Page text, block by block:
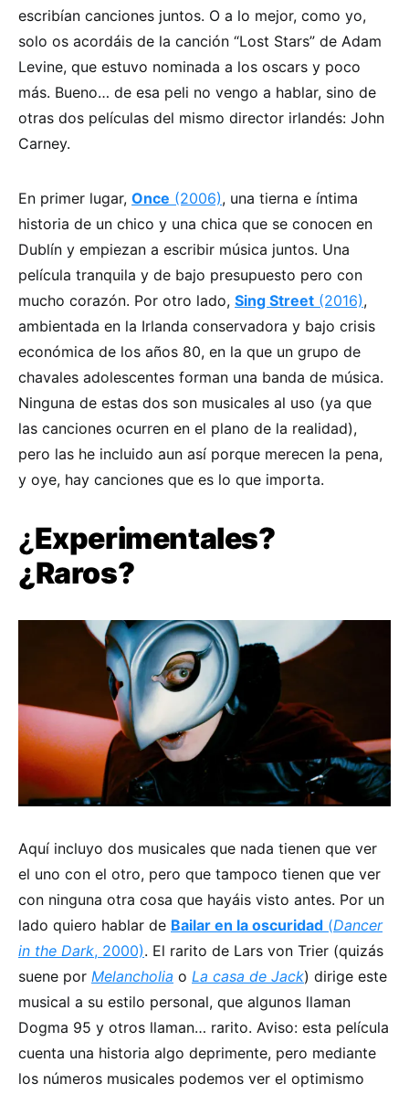
escribían canciones juntos. O a lo mejor, como yo,
solo os acordáis de la canción “Lost Stars” de Adam
Levine, que estuvo nominada a los oscars y poco
más. Bueno… de esa peli no vengo a hablar, sino de
otras dos películas del mismo director irlandés: John
Carney.
En primer lugar, Once (2006), una tierna e íntima
historia de un chico y una chica que se conocen en
Dublín y empiezan a escribir música juntos. Una
película tranquila y de bajo presupuesto pero con
mucho corazón. Por otro lado, Sing Street (2016),
ambientada en la Irlanda conservadora y bajo crisis
económica de los años 80, en la que un grupo de
chavales adolescentes forman una banda de música.
Ninguna de estas dos son musicales al uso (ya que
las canciones ocurren en el plano de la realidad),
pero las he incluido aun así porque merecen la pena,
y oye, hay canciones que es lo que importa.
¿Experimentales?
¿Raros?
Aquí incluyo dos musicales que nada tienen que ver
el uno con el otro, pero que tampoco tienen que ver
con ninguna otra cosa que hayáis visto antes. Por un
lado quiero hablar de Bailar en la oscuridad (Dancer
in the Dark, 2000). El rarito de Lars von Trier (quizás
suene por Melancholia o La casa de Jack) dirige este
musical a su estilo personal, que algunos llaman
Dogma 95 y otros llaman… rarito. Aviso: esta película
cuenta una historia algo deprimente, pero mediante
los números musicales podemos ver el optimismo